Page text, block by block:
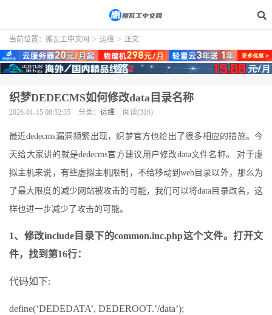
当前位置： 搬瓦工中文网 > 运维 > 正文
织梦DEDECMS如何修改data目录名称
2026-01-15 08:52:35 分类： 运维 阅读(316)
最近dedecms漏洞频繁出现，织梦官方也给出了很多相应的措施。今
天给大家讲的就是dedecms官方建议用户修改data文件名称。 对于虚
拟主机来说，有些虚拟主机限制，不给移动到web目录以外，那么为
了最大限度的减少网站被攻击的可能，我们可以将data目录改名，这
样也进一步减少了攻击的可能。
1、修改include目录下的common.inc.php这个文件。打开文
件，找到第16行：
代码如下:
define(‘DEDEDATA’, DEDEROOT.’/data’);